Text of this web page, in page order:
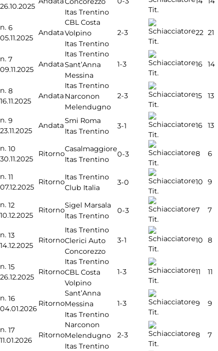
26.10.2025
Itas Trentino
Tit.
n. 6
05.11.2025
Andata
CBL Costa
Volpino
Itas Trentino
2-3
Tit.
22 21
n. 7
09.11.2025
Andata
Itas Trentino
Sant’Anna
Messina
1-3
Tit.
16 14
n. 8
16.11.2025
Andata
Itas Trentino
Narconon
Melendugno
2-3
Tit.
15 13
n. 9
23.11.2025
Andata
Smi Roma
Itas Trentino
3-1
Tit.
16 13
n. 10
30.11.2025
Ritorno
Casalmaggiore
Itas Trentino
0-3
Tit.
8 6
n. 11
07.12.2025
Ritorno
Itas Trentino
Club Italia
3-0
Tit.
10 9
n. 12
10.12.2025
Ritorno
Sigel Marsala
Itas Trentino
0-3
Tit.
7 7
n. 13
14.12.2025
Ritorno
Itas Trentino
Clerici Auto
Concorezzo
3-1
Tit.
10 8
n. 15
26.12.2025
Ritorno
Itas Trentino
CBL Costa
Volpino
1-3
Tit.
11 11
n. 16
04.01.2026
Ritorno
Sant’Anna
Messina
Itas Trentino
1-3
Tit.
9 9
n. 17
11.01.2026
Ritorno
Narconon
Melendugno
Itas Trentino
2-3
Tit.
8 7